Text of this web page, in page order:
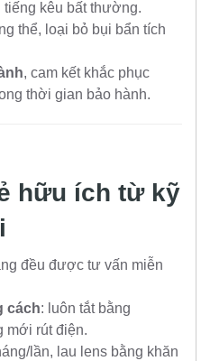
tiếng kêu bất thường.
thể, loại bỏ bụi bẩn tích
, cam kết khắc phục
thời gian bảo hành.
hữu ích từ kỹ
đều được tư vấn miễn
cách: luôn tắt bằng
mới rút điện.
lần, lau lens bằng khăn